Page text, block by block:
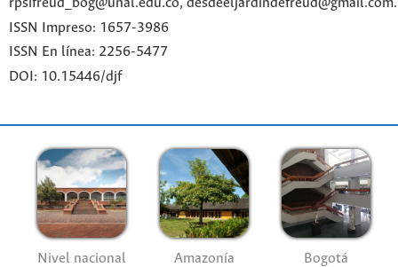
ISSN Impreso: 1657-3986
ISSN En línea: 2256-5477
DOI: 10.15446/djf
Nivel nacional Amazonía Bogotá